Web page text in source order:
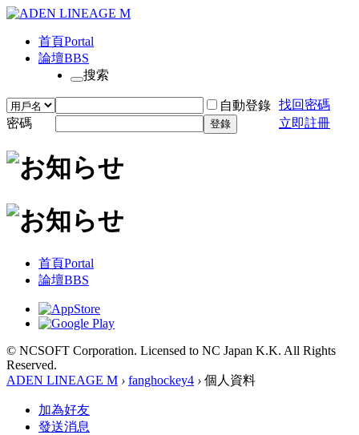
首頁Portal
論壇BBS
搜索
自動登錄 找回密碼
密碼
登錄 立即註冊
首頁Portal
論壇BBS
© NCSOFT Corporation. Licensed to NC Japan K.K. All Rights
Reserved.
ADEN LINEAGE M › fanghockey4 › 個人資料
加為好友
發送消息